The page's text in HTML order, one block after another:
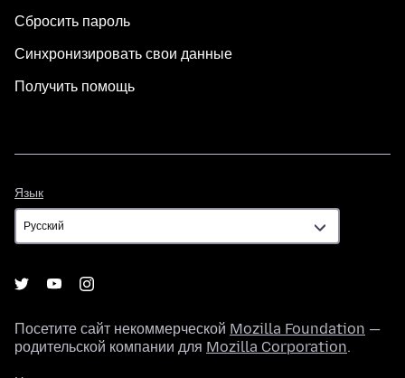
Сбросить пароль
Синхронизировать свои данные
Получить помощь
Язык
Посетите сайт некоммерческой Mozilla Foundation —
родительской компании для Mozilla Corporation.